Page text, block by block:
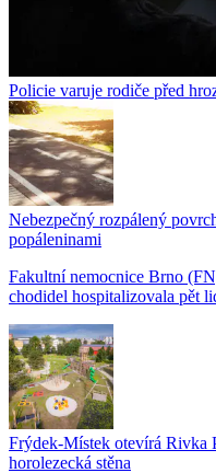
Policie varuje rodiče před
Nebezpečný rozpálený
popáleninami
Fakultní nemocnice Brno
chodidel hospitalizovala pět
Frýdek-Místek otevírá Rivka
horolezecká stěna